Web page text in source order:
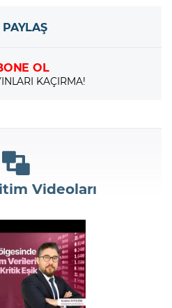
PAYLAŞ
OL
KAÇIRMA!
Videoları